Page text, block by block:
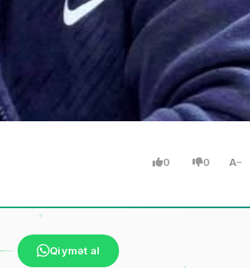
0 0 A
Qiymət al